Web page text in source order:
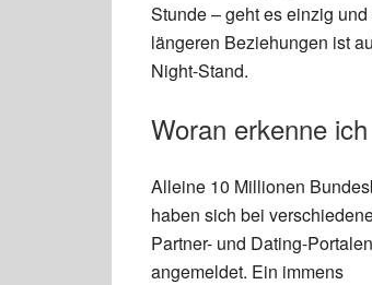
Stunde – geht es einzig
längeren Beziehungen ist
Night-Stand.
Woran erkenne
Alleine 10 Millionen
haben sich bei
Partner- und Dating-Portalen
angemeldet. Ein immens